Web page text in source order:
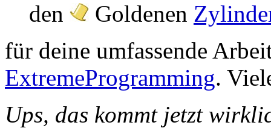
den
Goldenen
für deine umfassende
ExtremeProgramming.
Ups, das kommt jetzt